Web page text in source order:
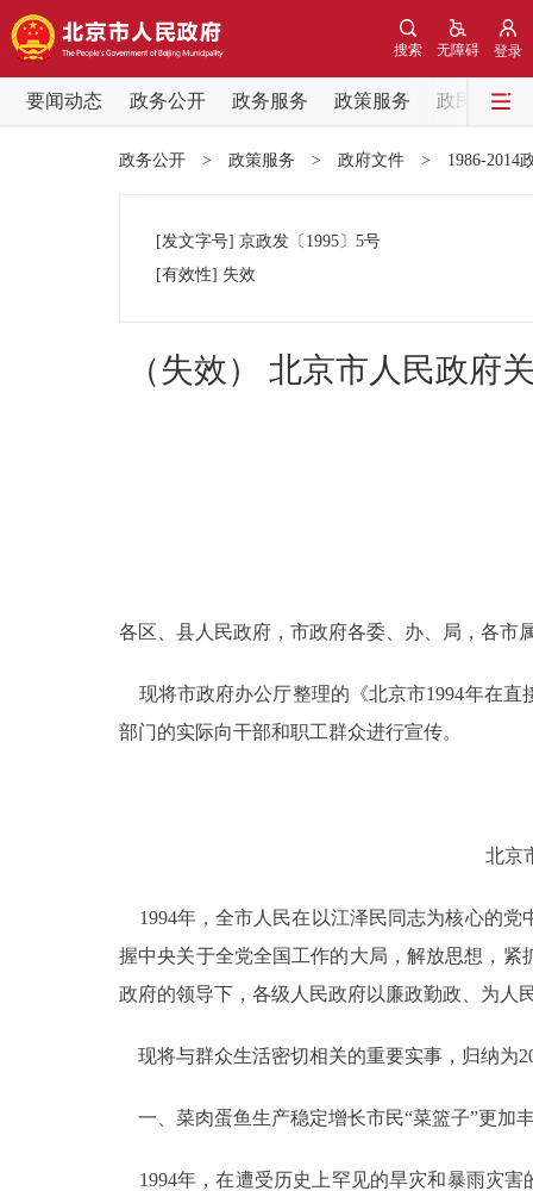
登录
无障碍
搜索
要闻动态 政务公开 政务服务 政策服务
政民互动
党中央精神
政务公开
政民互动
12345网上接诉即办
参与调查
走进北京
北京概况
政务公开 > 政策服务 > 政府文件 > 1986-2014
[发文字号] 京政发 〔1995〕 5号
[有效性] 失效
（失效） 北京市人民政府
各区、县人民政府，市政府各委、办、局，各市
现将市政府办公厅整理的《北京市1994年在直
部门的实际向干部和职工群众进行宣传。
北京
1994年，全市人民在以江泽民同志为核心的党
握中央关于全党全国工作的大局，解放思想，
政府的领导下，各级人民政府以廉政勤政、为人
现将与群众生活密切相关的重要实事，归纳为
一、菜肉蛋鱼生产稳定增长市民“菜篮子”更加
1994年，在遭受历史上罕见的旱灾和暴雨灾害